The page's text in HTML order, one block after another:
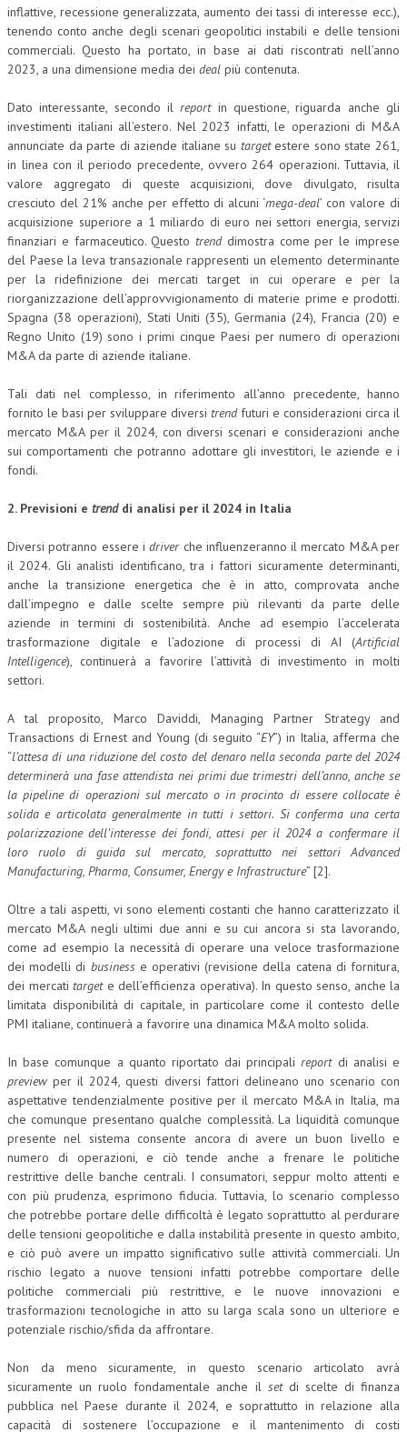
CRIMINOLOGIA E CRIMINALISTICA
SICUREZZA SUL LAVORO
FISCO
DIRITTO TRIBUTARIO
FISCALITÀ INTERNAZIONALE
TAX RISK MANAGEMENT
CRIMINOLOGIA TRIBUTARIA
TRANSFER PRICING
PRASSI
TRIBUTARIA
GIURISPRUDENZA
COSTITUZIONALE
TRIBUTARIA
PENALE
NEWS
ARCHIVIO EVENTI (FINO AL 2022)
CORSI ENTI TERZI
PUBBLICAZIONI
BOLLETTINO FINANZIAMENTI
DOCUMENTI
MANUALI E MONOGRAFIE
TESI DI LAUREA
MATERIALE DIDATTICO
INVITI E PROMOZIONI
inflattive, recessione generalizzata, aumento dei tassi di interesse ecc.),
tenendo conto anche degli scenari geopolitici instabili e delle tensioni
commerciali. Questo ha portato, in base ai dati riscontrati nell’anno
2023, a una dimensione media dei deal più contenuta.
Dato interessante, secondo ilreportin questione, riguarda anche gli
investimenti italiani all’estero. Nel 2023 infatti, le operazioni di M&A
annunciate da parte di aziende italiane su targetestere sono state 261,
in linea con il periodo precedente, ovvero 264 operazioni. Tuttavia, il
valore aggregato di queste acquisizioni, dove divulgato, risulta
cresciuto del 21% anche per effetto di alcuni ‘mega-deal’ con valore di
acquisizione superiore a 1 miliardo di euro nei settori energia, servizi
finanziari e farmaceutico. Questotrenddimostra come per le imprese
del Paese la leva transazionale rappresenti un elemento determinante
per la ridefinizione dei mercati target in cui operare e per la
riorganizzazione dell’approvvigionamento di materie prime e prodotti.
Spagna (38 operazioni), Stati Uniti (35), Germania (24), Francia (20) e
Regno Unito (19) sono i primi cinque Paesi per numero di operazioni
M&A da parte di aziende italiane.
Tali dati nel complesso, in riferimento all’anno precedente, hanno
fornito le basi per sviluppare diversi trendfuturi e considerazioni circa il
mercato M&A per il 2024, con diversi scenari e considerazioni anche
sui comportamenti che potranno adottare gli investitori, le aziende e i
fondi.
2. Previsioni e trenddi analisi per il 2024 in Italia
Diversi potranno essere idriverche influenzeranno il mercato M&A per
il 2024. Gli analisti identificano, tra i fattori sicuramente determinanti,
anche la transizione energetica che è in atto, comprovata anche
dall’impegno e dalle scelte sempre più rilevanti da parte delle
aziende in termini di sostenibilità. Anche ad esempio l’accelerata
trasformazione digitale e l’adozione di processi di AI (Artificial
Intelligence), continuerà a favorire l’attività di investimento in molti
settori.
A tal proposito, Marco Daviddi, Managing Partner Strategy and
Transactions di Ernest and Young (di seguito “EY”) in Italia, afferma che
“l’attesa di una riduzione del costo del denaro nella seconda parte del 2024
determinerà una fase attendista nei primi due trimestri dell’anno, anche se
la pipeline di operazioni sul mercato o in procinto di essere collocate è
solida e articolata generalmente in tutti i settori. Si conferma una certa
polarizzazione dell’interesse dei fondi, attesi per il 2024 a confermare il
loro ruolo di guida sul mercato, soprattutto nei settori Advanced
Manufacturing, Pharma, Consumer, Energy e Infrastructure” [2].
Oltre a tali aspetti, vi sono elementi costanti che hanno caratterizzato il
mercato M&A negli ultimi due anni e su cui ancora si sta lavorando,
come ad esempio la necessità di operare una veloce trasformazione
dei modelli di businesse operativi (revisione della catena di fornitura,
dei mercati targete dell’efficienza operativa). In questo senso, anche la
limitata disponibilità di capitale, in particolare come il contesto delle
PMI italiane, continuerà a favorire una dinamica M&A molto solida.
In base comunque a quanto riportato dai principali reportdi analisi e
previewper il 2024, questi diversi fattori delineano uno scenario con
aspettative tendenzialmente positive per il mercato M&A in Italia, ma
che comunque presentano qualche complessità. La liquidità comunque
presente nel sistema consente ancora di avere un buon livello e
numero di operazioni, e ciò tende anche a frenare le politiche
restrittive delle banche centrali. I consumatori, seppur molto attenti e
con più prudenza, esprimono fiducia. Tuttavia, lo scenario complesso
che potrebbe portare delle difficoltà è legato soprattutto al perdurare
delle tensioni geopolitiche e dalla instabilità presente in questo ambito,
e ciò può avere un impatto significativo sulle attività commerciali. Un
rischio legato a nuove tensioni infatti potrebbe comportare delle
politiche commerciali più restrittive, e le nuove innovazioni e
trasformazioni tecnologiche in atto su larga scala sono un ulteriore e
potenziale rischio/sfida da affrontare.
Non da meno sicuramente, in questo scenario articolato avrà
sicuramente un ruolo fondamentale anche il setdi scelte di finanza
pubblica nel Paese durante il 2024, e soprattutto in relazione alla
capacità di sostenere l’occupazione e il mantenimento di costi